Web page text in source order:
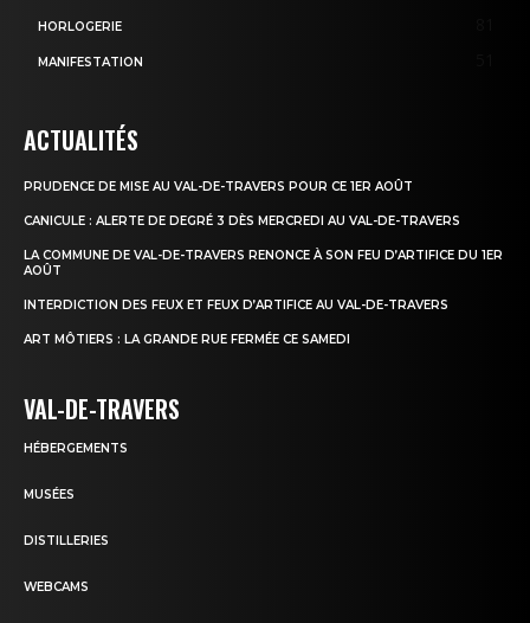
HORLOGERIE
MANIFESTATION
ACTUALITÉS
PRUDENCE DE MISE AU VAL-DE-TRAVERS POUR CE 1ER AOÛT
CANICULE : ALERTE DE DEGRÉ 3 DÈS MERCREDI AU VAL-DE-TRAVERS
LA COMMUNE DE VAL-DE-TRAVERS RENONCE À SON FEU D’ARTIFICE DU 1ER
AOÛT
INTERDICTION DES FEUX ET FEUX D’ARTIFICE AU VAL-DE-TRAVERS
ART MÔTIERS : LA GRANDE RUE FERMÉE CE SAMEDI
VAL-DE-TRAVERS
HÉBERGEMENTS
MUSÉES
DISTILLERIES
WEBCAMS